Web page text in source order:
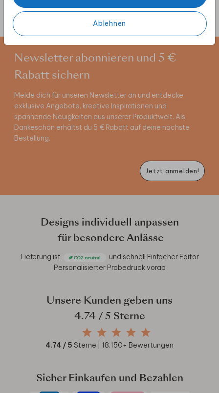
Ablehnen
Newsletter abonnieren und 5 €
Rabatt sichern
Melde dich für unseren Newsletter an und entdecke
exklusive Angebote, kreative Inspirationen und
spannende Neuigkeiten aus unserer Produktwelt. Als
Dankeschön erhältst du 5 € Rabatt auf deine nächste
Bestellung.
Jetzt anmelden!
Designs individuell anpassen
für besondere Anlässe
Lieferung ist und schnell Einfacher Editor
Personalisierter Probedruck vorab
Unsere Kunden geben uns
4.74/ 5 Sterne
4.74 / 5 Sterne | 18.150+ Bewertungen
Sicher Einkaufen und Bezahlen